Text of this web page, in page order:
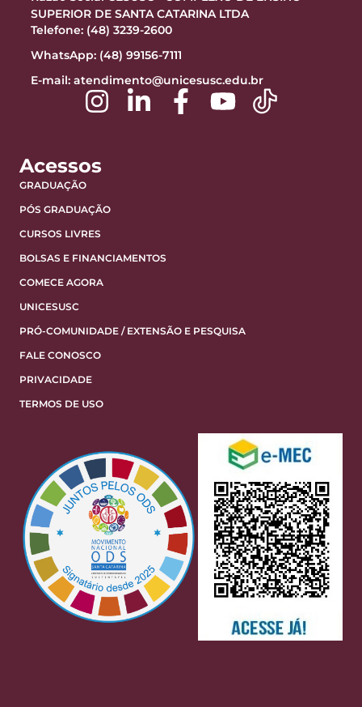
SUPERIOR DE SANTA CATARINA LTDA
Telefone: (48) 3239-2600
WhatsApp: (48) 99156-7111
E-mail: atendimento@unicesusc.edu.br
Acessos
GRADUAÇÃO
PÓS GRADUAÇÃO
CURSOS LIVRES
BOLSAS E FINANCIAMENTOS
COMECE AGORA
UNICESUSC
PRÓ-COMUNIDADE / EXTENSÃO E PESQUISA
FALE CONOSCO
PRIVACIDADE
TERMOS DE USO